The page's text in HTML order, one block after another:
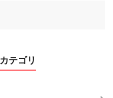
テゴリ